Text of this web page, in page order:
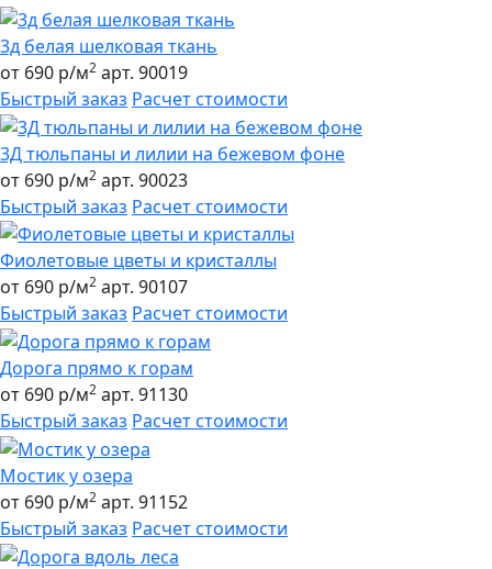
3д белая шелковая ткань
от 690 р/м2 арт. 90019
Быстрый заказ Расчет стоимости
3Д тюльпаны и лилии на бежевом фоне
от 690 р/м2 арт. 90023
Быстрый заказ Расчет стоимости
Фиолетовые цветы и кристаллы
от 690 р/м2 арт. 90107
Быстрый заказ Расчет стоимости
Дорога прямо к горам
от 690 р/м2 арт. 91130
Быстрый заказ Расчет стоимости
Мостик у озера
от 690 р/м2 арт. 91152
Быстрый заказ Расчет стоимости